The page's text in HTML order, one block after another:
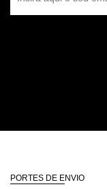
PORTES DE ENVIO